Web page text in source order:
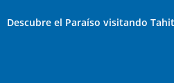
Descubre el Paraíso visitando